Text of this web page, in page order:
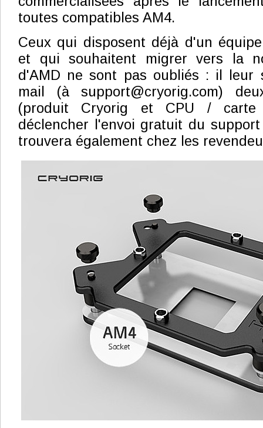
toutes compatibles AM4.
Ceux qui disposent déjà d'un
et qui souhaitent migrer vers la
d'AMD ne sont pas oubliés : il leur
mail (à support@cryorig.com)
(produit Cryorig et CPU / carte
déclencher l'envoi gratuit du
trouvera également chez les